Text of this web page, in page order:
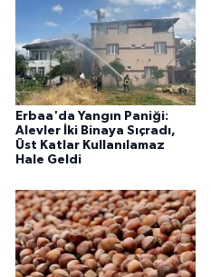
Erbaa'da Yangın Paniği:
Alevler İki Binaya Sıçradı,
Üst Katlar Kullanılamaz
Hale Geldi